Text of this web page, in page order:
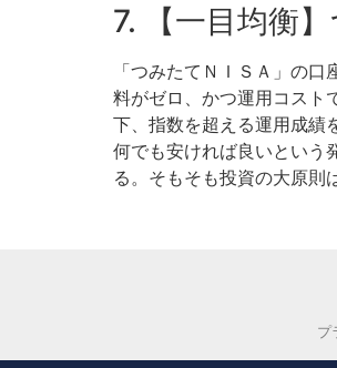
7. 【一目均衡
「つみたてＮＩＳＡ」の
料がゼロ、かつ運用コスト
下、指数を超える運用成績
何でも安ければ良いという
る。そもそも投資の大原則
プ